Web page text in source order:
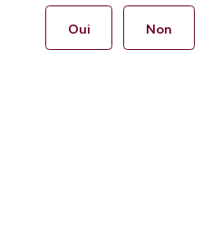
Oui Non